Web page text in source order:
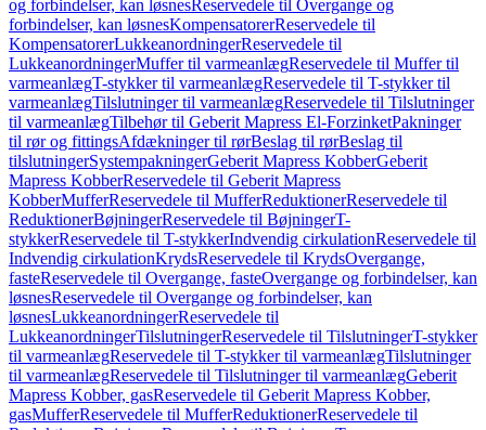
og forbindelser, kan løsnesReservedele til Overgange og
forbindelser, kan løsnesKompensatorerReservedele til
KompensatorerLukkeanordningerReservedele til
LukkeanordningerMuffer til varmeanlægReservedele til Muffer til
varmeanlægT-stykker til varmeanlægReservedele til T-stykker til
varmeanlægTilslutninger til varmeanlægReservedele til Tilslutninger
til varmeanlægTilbehør til Geberit Mapress El-ForzinketPakninger
til rør og fittingsAfdækninger til rørBeslag til rørBeslag til
tilslutningerSystempakningerGeberit Mapress KobberGeberit
Mapress KobberReservedele til Geberit Mapress
KobberMufferReservedele til MufferReduktionerReservedele til
ReduktionerBøjningerReservedele til BøjningerT-
stykkerReservedele til T-stykkerIndvendig cirkulationReservedele til
Indvendig cirkulationKrydsReservedele til KrydsOvergange,
fasteReservedele til Overgange, fasteOvergange og forbindelser, kan
løsnesReservedele til Overgange og forbindelser, kan
løsnesLukkeanordningerReservedele til
LukkeanordningerTilslutningerReservedele til TilslutningerT-stykker
til varmeanlægReservedele til T-stykker til varmeanlægTilslutninger
til varmeanlægReservedele til Tilslutninger til varmeanlægGeberit
Mapress Kobber, gasReservedele til Geberit Mapress Kobber,
gasMufferReservedele til MufferReduktionerReservedele til